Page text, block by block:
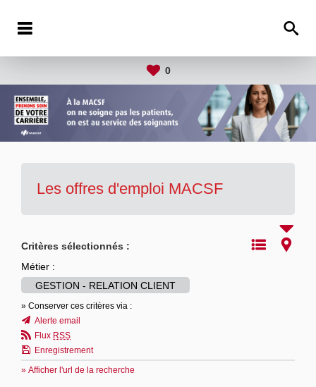
0
Les offres d'emploi MACSF
Critères sélectionnés :
Métier :
GESTION - RELATION CLIENT
» Conserver ces critères via :
Alerte email
Flux RSS
Enregistrement
» Afficher l'url de la recherche